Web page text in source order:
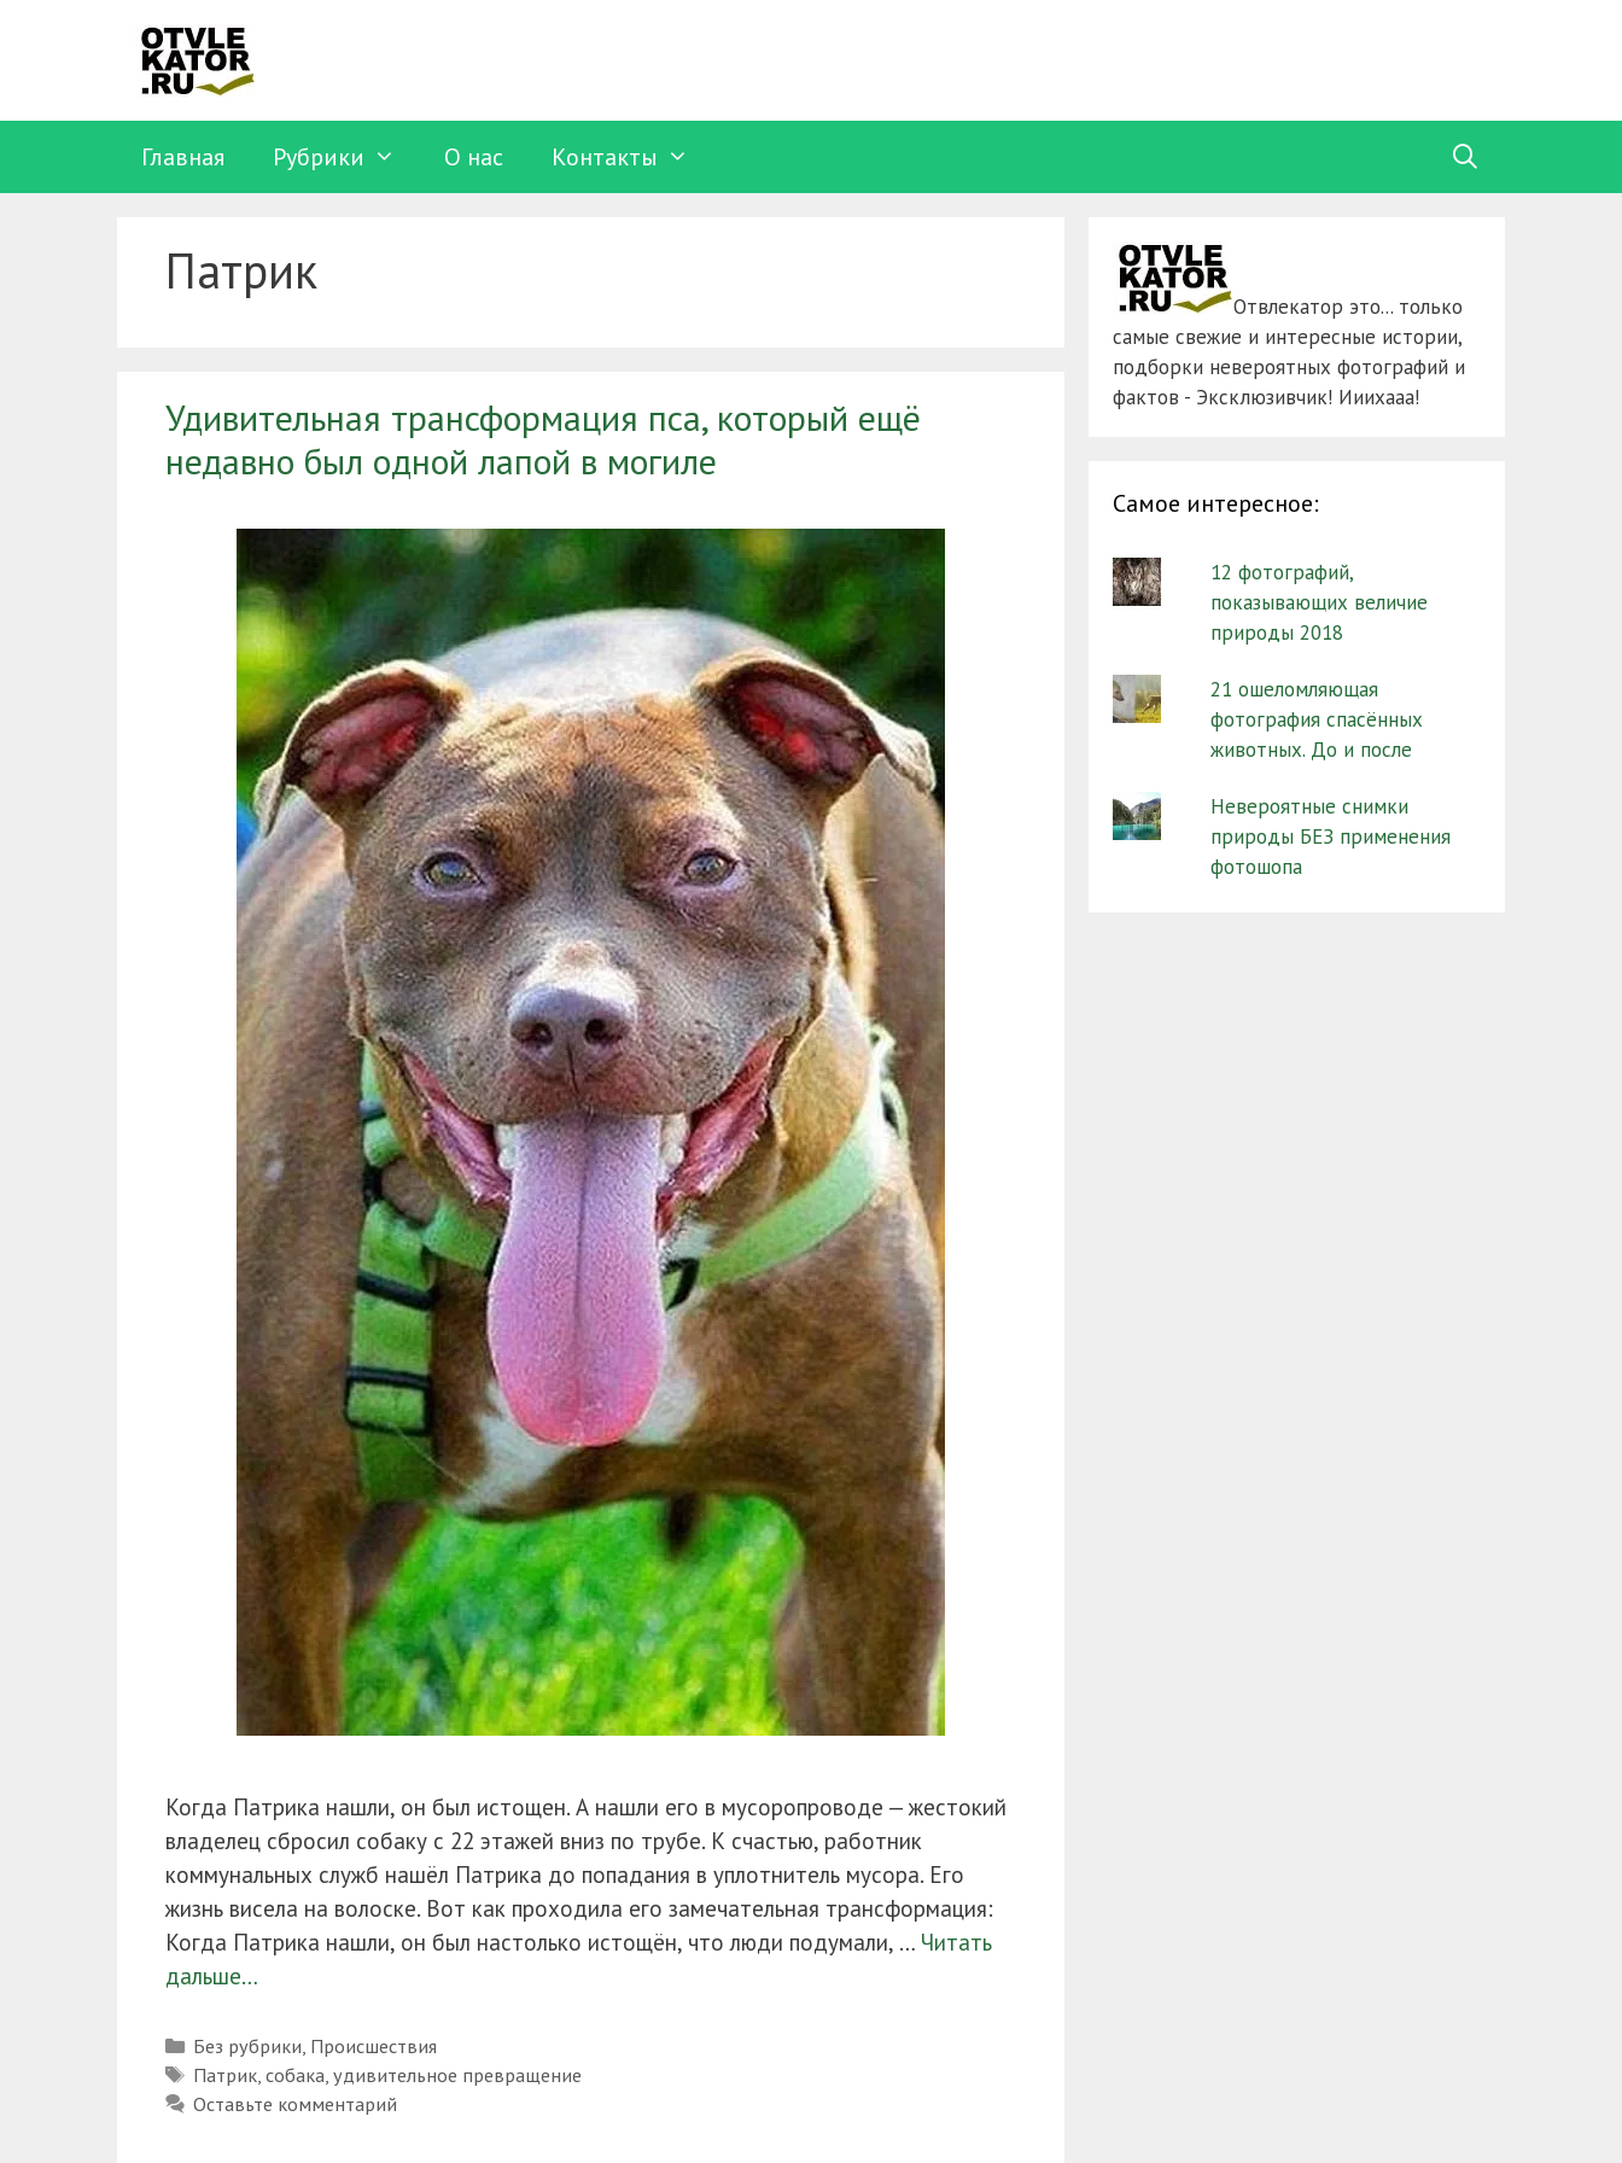
Главная Рубрики O нас Контакты
Патрик
Удивительная трансформация пса, который ещё
недавно был одной лапой в могиле
Когда Патрика нашли, он был истощен. А нашли его в мусоропроводе — жестокий
владелец сбросил собаку с 22 этажей вниз по трубе. К счастью, работник
коммунальных служб нашёл Патрика до попадания в уплотнитель мусора. Его
жизнь висела на волоске. Вот как проходила его замечательная трансформация:
Когда Патрика нашли, он был настолько истощён, что люди подумали, … Читать
дальше…
Рубрики
Без рубрики, Происшествия
Метки
Патрик, собака, удивительное превращение
Оставьте комментарий
Отвлекатор это... только
самые свежие и интересные истории,
подборки невероятных фотографий и
фактов - Эксклюзивчик! Ииихааа!
Самое интересное:
12 фотографий,
показывающих величие
природы 2018
21 ошеломляющая
фотография спасённых
животных. До и после
Невероятные снимки
природы БЕЗ применения
фотошопа